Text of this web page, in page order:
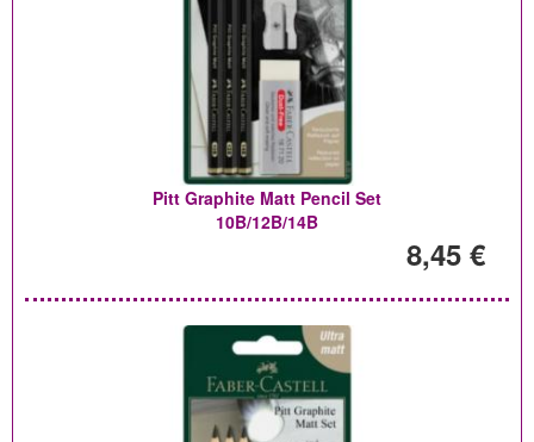
Pitt Graphite Matt Pencil Set
10B/12B/14B
8,45 €